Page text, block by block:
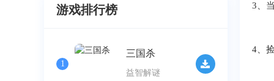
游戏排行榜
1
三国杀
益智解谜
3、
4、